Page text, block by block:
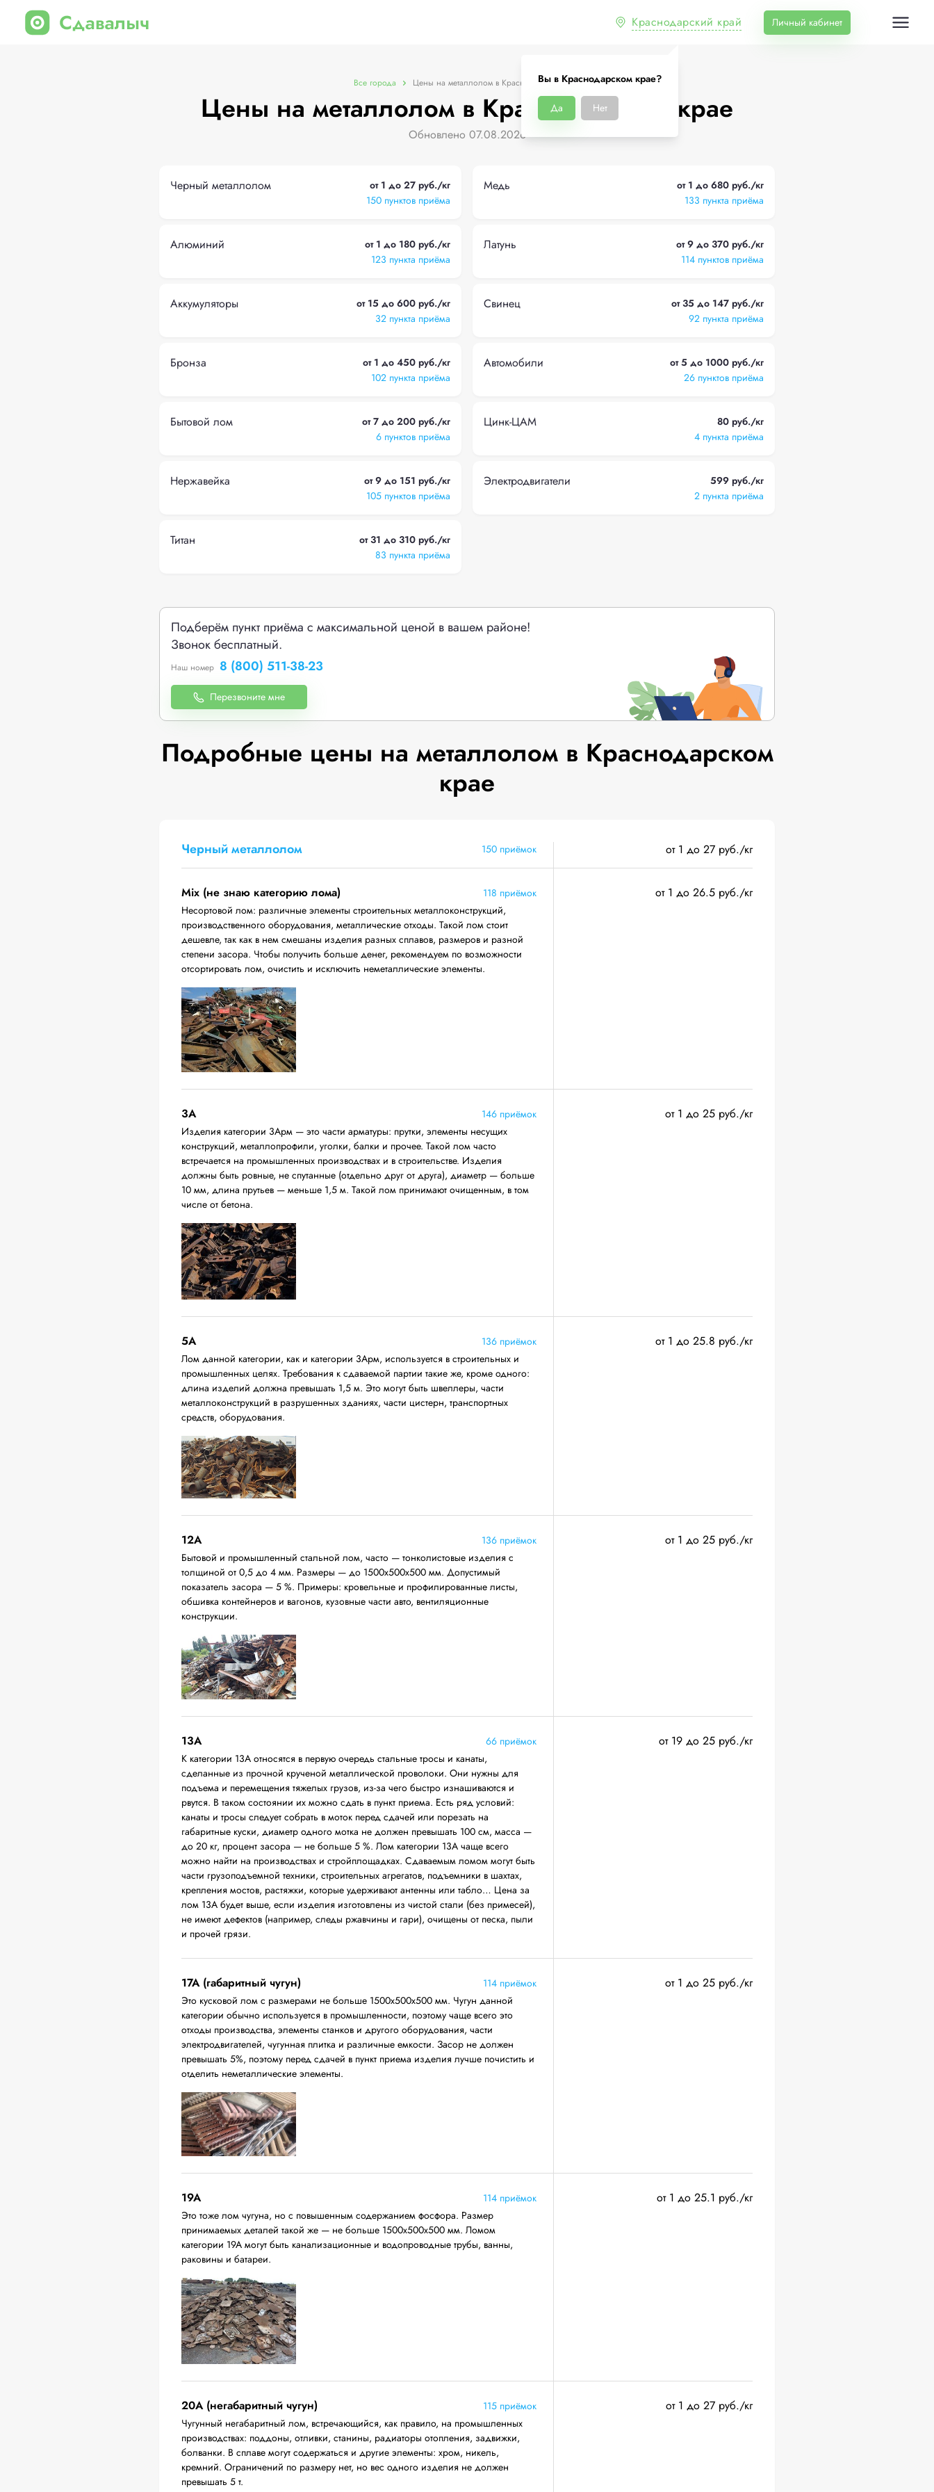
Краснодарский край
Вы в Краснодарском крае?
Да Нет
Личный кабинет
Все города Цены на металлолом в Краснодарском крае
Цены на металлолом в Краснодарском крае
Обновлено 07.08.2026
Черный металлолом
от 1 до 27 руб./кг
150 пунктов приёма
Медь
от 1 до 680 руб./кг
133 пункта приёма
Алюминий
от 1 до 180 руб./кг
123 пункта приёма
Латунь
от 9 до 370 руб./кг
114 пунктов приёма
Аккумуляторы
от 15 до 600 руб./кг
32 пункта приёма
Свинец
от 35 до 147 руб./кг
92 пункта приёма
Бронза
от 1 до 450 руб./кг
102 пункта приёма
Автомобили
от 5 до 1000 руб./кг
26 пунктов приёма
Бытовой лом
от 7 до 200 руб./кг
6 пунктов приёма
Цинк-ЦАМ
80 руб./кг
4 пункта приёма
Нержавейка
от 9 до 151 руб./кг
105 пунктов приёма
Электродвигатели
599 руб./кг
2 пункта приёма
Титан
от 31 до 310 руб./кг
83 пункта приёма
Подберём пункт приёма с максимальной ценой в вашем районе!
Звонок бесплатный.
Наш номер 8 (800) 511-38-23
Перезвоните мне
Подробные цены на металлолом в Краснодарском
крае
Черный металлолом 150 приёмок от 1 до 27 руб./кг
Mix (не знаю категорию лома)
118 приёмок
Несортовой лом: различные элементы строительных металлоконструкций,
производственного оборудования, металлические отходы. Такой лом стоит
дешевле, так как в нем смешаны изделия разных сплавов, размеров и разной
степени засора. Чтобы получить больше денег, рекомендуем по возможности
отсортировать лом, очистить и исключить неметаллические элементы.
от 1 до 26.5 руб./кг
3А
146 приёмок
Изделия категории 3Арм — это части арматуры: прутки, элементы несущих
конструкций, металлопрофили, уголки, балки и прочее. Такой лом часто
встречается на промышленных производствах и в строительстве. Изделия
должны быть ровные, не спутанные (отдельно друг от друга), диаметр — больше
10 мм, длина прутьев — меньше 1,5 м. Такой лом принимают очищенным, в том
числе от бетона.
от 1 до 25 руб./кг
5А
136 приёмок
Лом данной категории, как и категории 3Арм, используется в строительных и
промышленных целях. Требования к сдаваемой партии такие же, кроме одного:
длина изделий должна превышать 1,5 м. Это могут быть швеллеры, части
металлоконструкций в разрушенных зданиях, части цистерн, транспортных
средств, оборудования.
от 1 до 25.8 руб./кг
12A
136 приёмок
Бытовой и промышленный стальной лом, часто — тонколистовые изделия с
толщиной от 0,5 до 4 мм. Размеры — до 1500х500х500 мм. Допустимый
показатель засора — 5 %. Примеры: кровельные и профилированные листы,
обшивка контейнеров и вагонов, кузовные части авто, вентиляционные
конструкции.
от 1 до 25 руб./кг
13А
66 приёмок
К категории 13А относятся в первую очередь стальные тросы и канаты,
сделанные из прочной крученой металлической проволоки. Они нужны для
подъема и перемещения тяжелых грузов, из-за чего быстро изнашиваются и
рвутся. В таком состоянии их можно сдать в пункт приема. Есть ряд условий:
канаты и тросы следует собрать в моток перед сдачей или порезать на
габаритные куски, диаметр одного мотка не должен превышать 100 см, масса —
до 20 кг, процент засора — не больше 5 %. Лом категории 13А чаще всего
можно найти на производствах и стройплощадках. Сдаваемым ломом могут быть
части грузоподъемной техники, строительных агрегатов, подъемники в шахтах,
крепления мостов, растяжки, которые удерживают антенны или табло… Цена за
лом 13А будет выше, если изделия изготовлены из чистой стали (без примесей),
не имеют дефектов (например, следы ржавчины и гари), очищены от песка, пыли
и прочей грязи.
от 19 до 25 руб./кг
17А (габаритный чугун)
114 приёмок
Это кусковой лом с размерами не больше 1500х500х500 мм. Чугун данной
категории обычно используется в промышленности, поэтому чаще всего это
отходы производства, элементы станков и другого оборудования, части
электродвигателей, чугунная плитка и различные емкости. Засор не должен
превышать 5%, поэтому перед сдачей в пункт приема изделия лучше почистить и
отделить неметаллические элементы.
от 1 до 25 руб./кг
19A
114 приёмок
Это тоже лом чугуна, но с повышенным содержанием фосфора. Размер
принимаемых деталей такой же — не больше 1500х500х500 мм. Ломом
категории 19А могут быть канализационные и водопроводные трубы, ванны,
раковины и батареи.
от 1 до 25.1 руб./кг
20A (негабаритный чугун)
115 приёмок
Чугунный негабаритный лом, встречающийся, как правило, на промышленных
производствах: поддоны, отливки, станины, радиаторы отопления, задвижки,
болванки. В сплаве могут содержаться и другие элементы: хром, никель,
кремний. Ограничений по размеру нет, но вес одного изделия не должен
превышать 5 т.
от 1 до 27 руб./кг